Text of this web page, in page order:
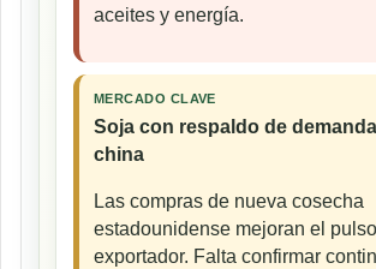
aceites y energía.
MERCADO CLAVE
Soja con respaldo de demanda
china
Las compras de nueva cosecha
estadounidense mejoran el pulso
exportador. Falta confirmar